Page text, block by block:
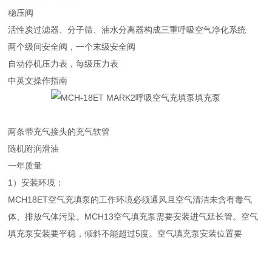
稳压阀
活性炭过滤器、分子筛、油水分离器构成三重呼吸空气净化系统
两个级间安全阀，一个末级安全阀
自动停机压力表，每级压力表
中英文操作指南
两条带充气接头的充气软管
随机附润滑油
一年质量
1）安装环境：
MCH18ET空气充填泵的工作环境必须通风且空气清洁未含有毒气
体、排放气体污染。MCH13空气填充泵需要安装进气延长管。空气
填充泵安装要平稳，倾斜不能超过5度。空气填充泵安装位置要